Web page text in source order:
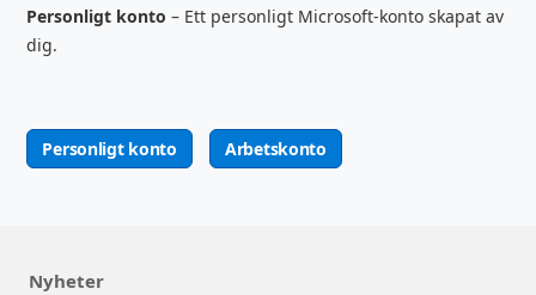
Personligt konto – Ett personligt Microsoft-konto skapat av
dig.
Personligt konto Arbetskonto
Nyheter